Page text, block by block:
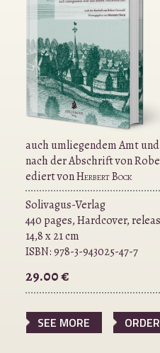
auch umliegendem Amt
nach der Abschrift von
ediert vonHerbert Bock
Solivagus-Verlag
440 pages, Hardcover,
14,8 x 21 cm
ISBN:978-3-943025-47-7
29.00 €
SEE MORE ORDER